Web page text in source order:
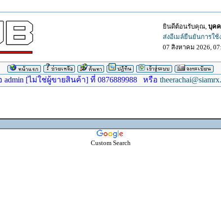
ยินดีต้อนรับคุณ, บุค
ส่งอีเมล์ยืนยันการใช้
07 สิงหาคม 2026,
[ไม่ใช่ผู้ขายสินค้า] ที่ 0876889988 หรือ
Custom Search